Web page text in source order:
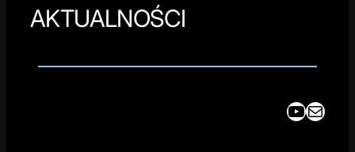
AKTUALNOŚCI
YouTube Mail